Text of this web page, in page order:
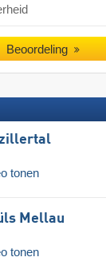
Beoordeling
tonen
Mellau
tonen